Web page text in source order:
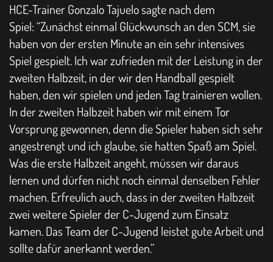
HCE-Trainer Gonzalo Tajuelo sagte nach dem
Spiel: “Zunächst einmal Glückwunsch an den SCM, sie
haben von der ersten Minute an ein sehr intensives
Spiel gespielt. Ich war zufrieden mit der Leistung in der
zweiten Halbzeit, in der wir den Handball gespielt
haben, den wir spielen und jeden Tag trainieren wollen.
In der zweiten Halbzeit haben wir mit einem Tor
Vorsprung gewonnen, denn die Spieler haben sich sehr
angestrengt und ich glaube, sie hatten Spaß am Spiel.
Was die erste Halbzeit angeht, müssen wir daraus
lernen und dürfen nicht noch einmal denselben Fehler
machen. Erfreulich auch, dass in der zweiten Halbzeit
zwei weitere Spieler der C-Jugend zum Einsatz
kamen. Das Team der C-Jugend leistet gute Arbeit und
sollte dafür anerkannt werden.”